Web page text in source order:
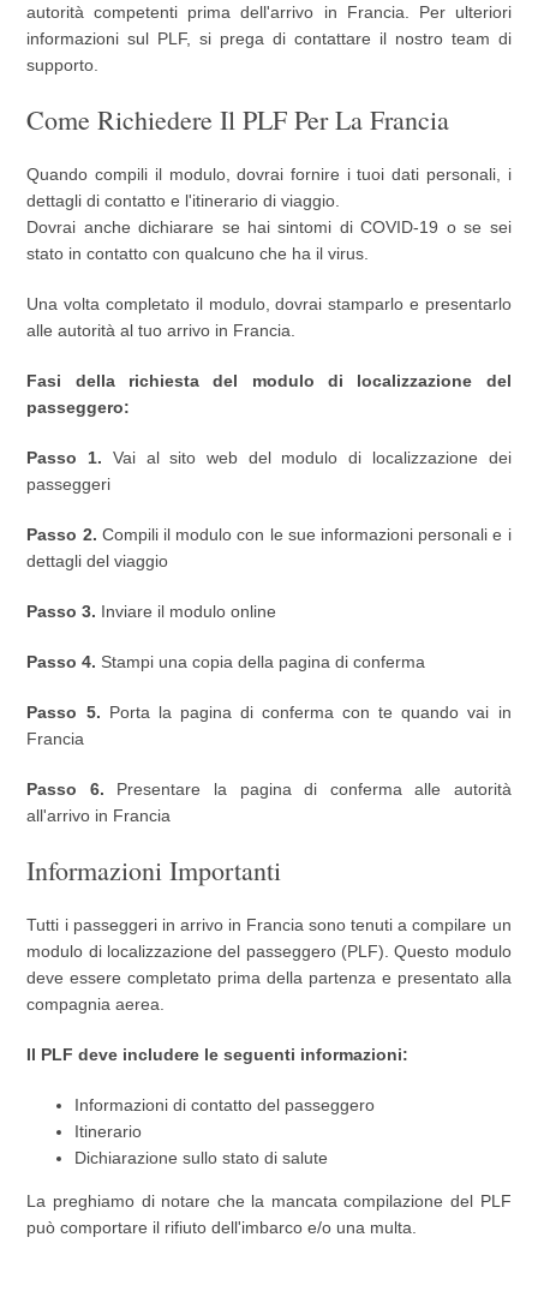
autorità competenti prima dell'arrivo in Francia. Per ulteriori
informazioni sul PLF, si prega di contattare il nostro team di
supporto.
Come Richiedere Il PLF Per La Francia
Quando compili il modulo, dovrai fornire i tuoi dati personali, i
dettagli di contatto e l'itinerario di viaggio.
Dovrai anche dichiarare se hai sintomi di COVID-19 o se sei
stato in contatto con qualcuno che ha il virus.
Una volta completato il modulo, dovrai stamparlo e presentarlo
alle autorità al tuo arrivo in Francia.
Fasi della richiesta del modulo di localizzazione del
passeggero:
Passo 1. Vai al sito web del modulo di localizzazione dei
passeggeri
Passo 2. Compili il modulo con le sue informazioni personali e i
dettagli del viaggio
Passo 3. Inviare il modulo online
Passo 4. Stampi una copia della pagina di conferma
Passo 5. Porta la pagina di conferma con te quando vai in
Francia
Passo 6. Presentare la pagina di conferma alle autorità
all'arrivo in Francia
Informazioni Importanti
Tutti i passeggeri in arrivo in Francia sono tenuti a compilare un
modulo di localizzazione del passeggero (PLF). Questo modulo
deve essere completato prima della partenza e presentato alla
compagnia aerea.
Il PLF deve includere le seguenti informazioni:
Informazioni di contatto del passeggero
Itinerario
Dichiarazione sullo stato di salute
La preghiamo di notare che la mancata compilazione del PLF
può comportare il rifiuto dell'imbarco e/o una multa.